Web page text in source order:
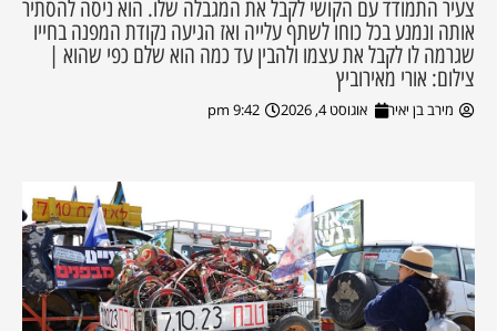
צעיר התמודד עם הקושי לקבל את המגבלה שלו. הוא ניסה להסתיר
אותה ונמנע בכל כוחו לשתף עלייה ואז הגיעה נקודת המפנה בחייו
שגרמה לו לקבל את עצמו ולהבין עד כמה הוא שלם כפי שהוא |
צילום: אורי מאירוביץ
מירב בן יאיר אוגוסט 4, 2026 9:42 pm